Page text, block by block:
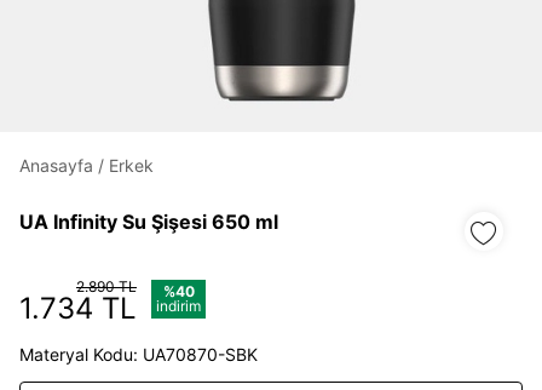
Anasayfa / Erkek
UA Infinity Su Şişesi 650 ml
2.890 TL
1.734 TL
%40
indirim
Materyal Kodu: UA70870-SBK
E-posta